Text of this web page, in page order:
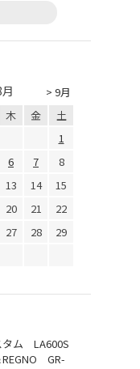
> 9月
木 金
土
1
6 7
8
13 14
15
20 21
22
27 28
29
ム LA600S
GR-